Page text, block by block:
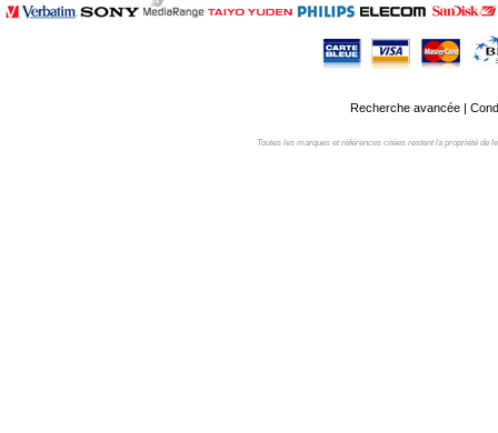
Recherche avancée|
Toutes les marques et références citées restent la propriété de